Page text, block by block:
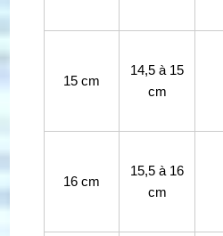
15 cm
14,5 à 15
cm
16 cm
15,5 à 16
cm